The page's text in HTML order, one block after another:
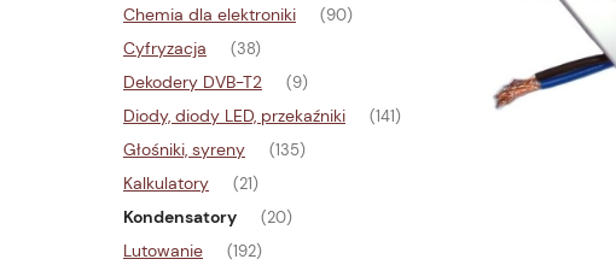
Chemia dla elektroniki (90)
Cyfryzacja (38)
Dekodery DVB-T2 (9)
Diody, diody LED, przekaźniki (141)
Głośniki, syreny (135)
Kalkulatory (21)
Kondensatory (20)
Lutowanie (192)